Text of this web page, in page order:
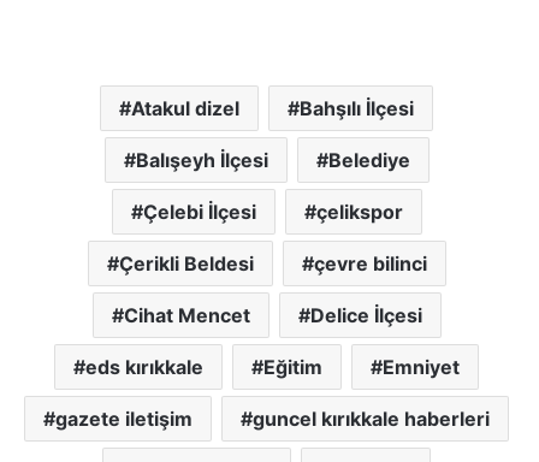
Atakul dizel Bahşılı İlçesi
Balışeyh İlçesi Belediye
Çelebi İlçesi çelikspor
Çerikli Beldesi çevre bilinci
Cihat Mencet Delice İlçesi
eds kırıkkale Eğitim Emniyet
gazete iletişim guncel kırıkkale haberleri